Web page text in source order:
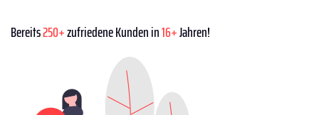
Bereits250+zufriedene Kunden in16+Jahren!